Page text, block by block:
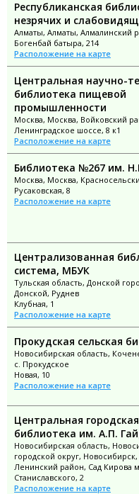
Республиканская
незрячих и
Алматы, Алматы, Алмалинский
Богенбай батыра, 214
Расположение на карте
Центральная научно-
библиотека пищевой
промышленности
Москва, Москва, Войковский
Ленинградское шоссе, 8 к1
Расположение на карте
Библиотека №267 им.
Москва, Москва,
Русаковская, 8
Расположение на карте
Централизованная
система, МБУК
Тульская область, Донской
Донской, Руднев
Клубная, 1
Расположение на карте
Прокудская сельская
Новосибирская область,
с. Прокудское
Новая, 10
Расположение на карте
Центральная
библиотека им. А.П.
Новосибирская область,
городской округ, Новосибирск,
Ленинский район, Сад Кирова
Станиславского, 2
Расположение на карте